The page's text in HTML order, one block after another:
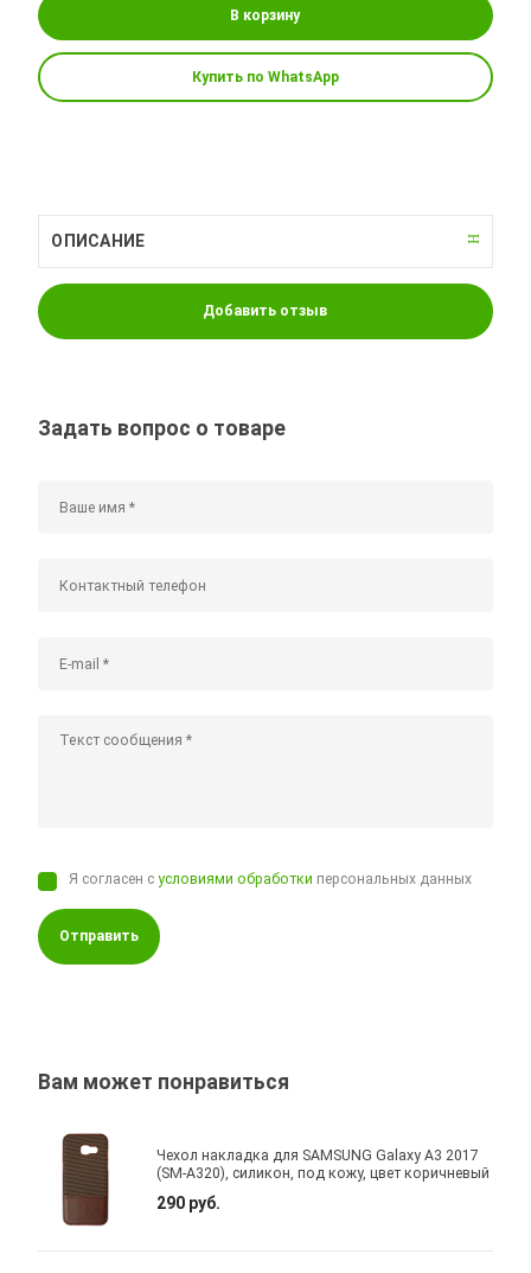
В корзину
Купить по WhatsApp
ОПИСАНИЕ
Добавить отзыв
Задать вопрос о товаре
Я согласен сусловиями обработки персональных данных
Отправить
Вам может понравиться
Чехол накладка для SAMSUNG Galaxy A3 2017
(SM-A320), силикон, под кожу, цвет коричневый
290 руб.